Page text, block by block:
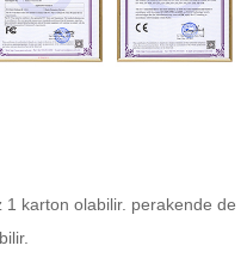
1 karton olabilir. perakende de